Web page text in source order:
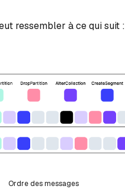
ressembler à ce qui suit :
Ordre des messages